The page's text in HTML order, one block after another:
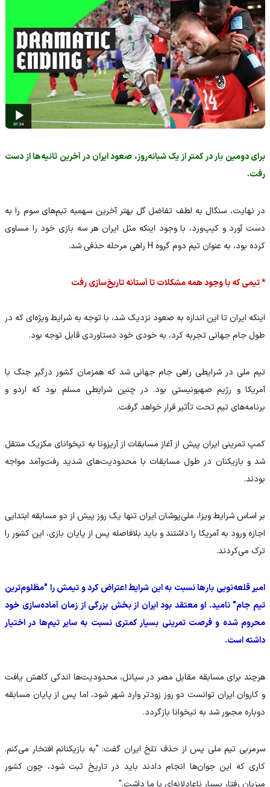
برای دومین بار در کمتر از یک شبانه‌روز، صعود ایران در آخرین ثانیه‌ها از دست
رفت.
در نهایت، سنگال به لطف تفاضل گل بهتر آخرین سهمیه تیم‌های سوم را به
دست آورد و کیپ‌ورد، با وجود اینکه مثل ایران هر سه بازی خود را مساوی
کرده بود، به عنوان تیم دوم گروه H راهی مرحله حذفی شد.
* تیمی که با وجود همه مشکلات تا آستانه تاریخ‌سازی رفت
اینکه ایران تا این اندازه به صعود نزدیک شد، با توجه به شرایط ویژه‌ای که در
طول جام جهانی تجربه کرد، به خودی خود دستاوردی قابل توجه بود.
تیم ملی در شرایطی راهی جام جهانی شد که همزمان کشور درگیر جنگ با
آمریکا و رژیم صهیونیستی بود. در چنین شرایطی مسلم بود که اردو و
برنامه‌های تیم تحت تأثیر قرار خواهد گرفت.
کمپ تمرینی ایران پیش از آغاز مسابقات از آریزونا به تیخوانای مکزیک منتقل
شد و بازیکنان در طول مسابقات با محدودیت‌های شدید رفت‌وآمد مواجه
بودند.
بر اساس شرایط ویزا، ملی‌پوشان ایران تنها یک روز پیش از دو مسابقه ابتدایی
اجازه ورود به آمریکا را داشتند و باید بلافاصله پس از پایان بازی، این کشور را
ترک می‌کردند.
امیر قلعه‌نویی بارها نسبت به این شرایط اعتراض کرد و تیمش را "مظلوم‌ترین
تیم جام" نامید. او معتقد بود ایران از بخش بزرگی از زمان آماده‌سازی خود
محروم شده و فرصت تمرینی بسیار کمتری نسبت به سایر تیم‌ها در اختیار
داشته است.
هرچند برای مسابقه مقابل مصر در سیاتل، محدودیت‌ها اندکی کاهش یافت
و کاروان ایران توانست دو روز زودتر وارد شهر شود، اما پس از پایان مسابقه
دوباره مجبور شد به تیخوانا بازگردد.
سرمربی تیم ملی پس از حذف تلخ ایران گفت: "به بازیکنانم افتخار می‌کنم.
کاری که این جوان‌ها انجام دادند باید در تاریخ ثبت شود، چون کشور
میزبان رفتار بسیار ناعادلانه‌ای با ما داشت."